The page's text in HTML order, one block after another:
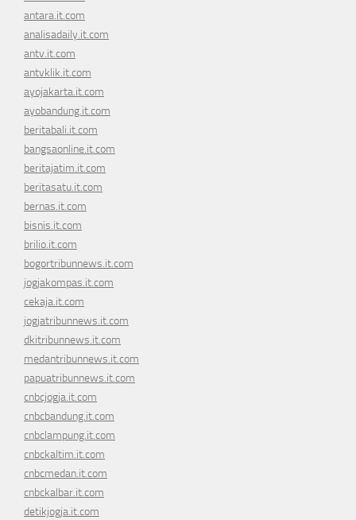
antara.it.com
analisadaily.it.com
antv.it.com
antvklik.it.com
ayojakarta.it.com
ayobandung.it.com
beritabali.it.com
bangsaonline.it.com
beritajatim.it.com
beritasatu.it.com
bernas.it.com
bisnis.it.com
brilio.it.com
bogortribunnews.it.com
jogjakompas.it.com
cekaja.it.com
jogjatribunnews.it.com
dkitribunnews.it.com
medantribunnews.it.com
papuatribunnews.it.com
cnbcjogja.it.com
cnbcbandung.it.com
cnbclampung.it.com
cnbckaltim.it.com
cnbcmedan.it.com
cnbckalbar.it.com
detikjogja.it.com